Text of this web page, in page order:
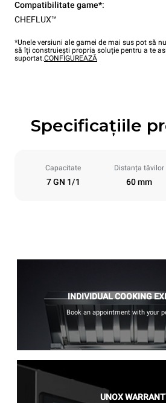
Compatibilitate game*:
CHEFLUX™
*Unele versiuni ale gamei de mai sus pot să
să îți construiești propria soluție pentru a te
suportat.CONFIGUREAZĂ
Specificațiile
Capacitate
7 GN 1/1
Distanța tăvilor
60 mm
INDIVIDUAL COOKING
Book an appointment with your
UNOX